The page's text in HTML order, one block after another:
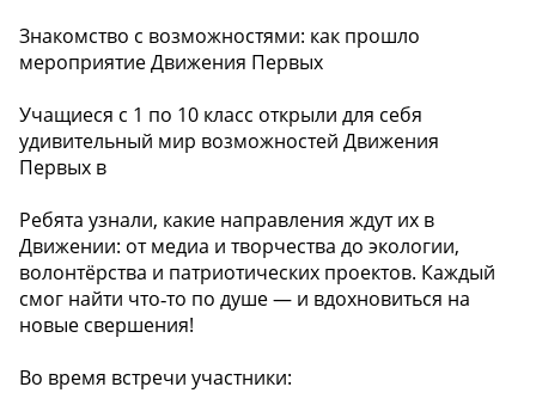
Знакомство с возможностями: как прошло
мероприятие Движения Первых
Учащиеся с 1 по 10 класс открыли для себя
удивительный мир возможностей Движения
Первых в
Ребята узнали, какие направления ждут их в
Движении: от медиа и творчества до экологии,
волонтёрства и патриотических проектов. Каждый
смог найти что‑то по душе — и вдохновиться на
новые свершения!
Во время встречи участники: